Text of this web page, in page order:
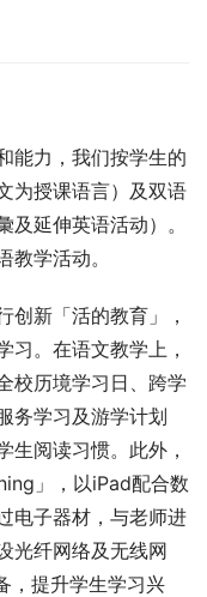
能力，我们按学生的
为授课语言）及双语
延伸英语活动）。
学活动。
创新「活的教育」，
习。在语文教学上，
校历境学习日、跨学
务学习及游学计划
生阅读习惯。此外，
」，以iPad配合数
电子器材，与老师进
光纤网络及无线网
，提升学生学习兴